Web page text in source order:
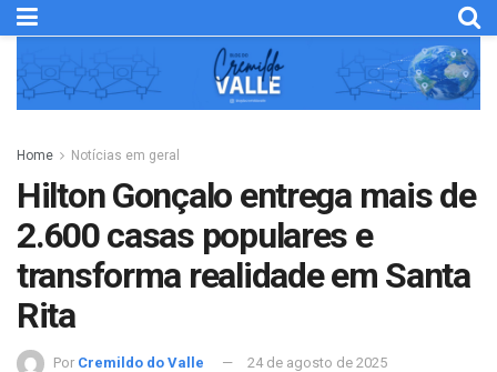
Home Notícias em geral
Hilton Gonçalo entrega mais de
2.600 casas populares e
transforma realidade em Santa
Rita
Por Cremildo do Valle 24 de agosto de 2025